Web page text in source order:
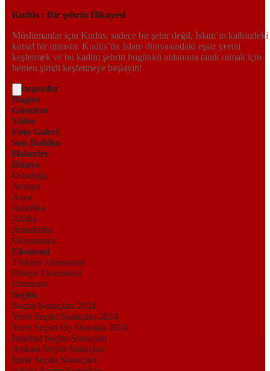
Kudüs : Bir şehrin Hikayesi
Müslümanlar için Kudüs, sadece bir şehir değil, İslam’ın kalbindeki
kutsal bir mirastır. Kudüs’ün İslam dünyasındaki eşsiz yerini
keşfetmek ve bu kadim şehrin bugünkü anlamına tanık olmak için
hemen şimdi keşfetmeye başlayın!
Kategoriler
Bugün
Gündem
Video
Foto Galeri
Son Dakika
Haberler
Dünya
Ortadoğu
Avrupa
Asya
Amerika
Afrika
Antarktika
Okyanusya
Ekonomi
Türkiye Ekonomisi
Dünya Ekonomisi
Otomotiv
Seçim
Seçim Sonuçları 2024
Yerel Seçim Sonuçları 2024
Yerel Seçim Oy Oranları 2024
İstanbul Seçim Sonuçları
Ankara Seçim Sonuçları
İzmir Seçim Sonuçları